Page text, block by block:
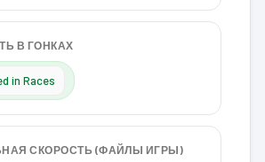
В ГОНКАХ
in Races
СКОРОСТЬ (ФАЙЛЫ ИГРЫ)